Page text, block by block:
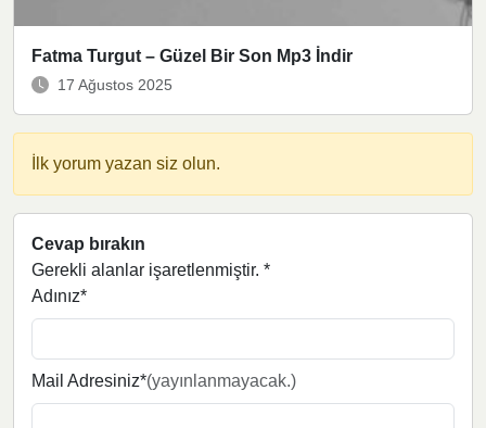
Fatma Turgut – Güzel Bir Son Mp3 İndir
17 Ağustos 2025
İlk yorum yazan siz olun.
Cevap bırakın
Gerekli alanlar işaretlenmiştir. *
Adınız*
Mail Adresiniz*(yayınlanmayacak.)